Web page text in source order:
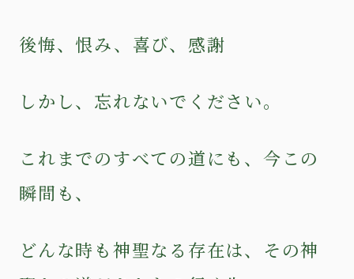
後悔、恨み、喜び、感謝
しかし、忘れないでください。
これまでのすべての道にも、今この
瞬間も、
どんな時も神聖なる存在は、その神